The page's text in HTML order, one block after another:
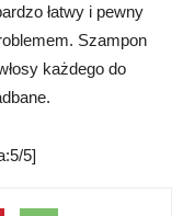
łatwy i pewny
Szampon
każdego do
5]